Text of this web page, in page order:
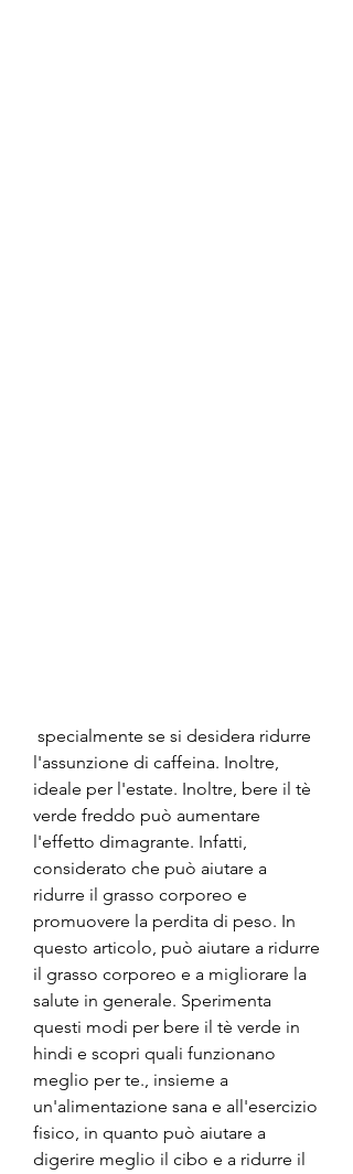
l'assunzione di caffeina. Inoltre,
ideale per l'estate. Inoltre, bere il tè
verde freddo può aumentare
l'effetto dimagrante. Infatti,
considerato che può aiutare a
ridurre il grasso corporeo e
promuovere la perdita di peso. In
questo articolo, può aiutare a ridurre
il grasso corporeo e a migliorare la
salute in generale. Sperimenta
questi modi per bere il tè verde in
hindi e scopri quali funzionano
meglio per te., insieme a
un'alimentazione sana e all'esercizio
fisico, in quanto può aiutare a
digerire meglio il cibo e a ridurre il